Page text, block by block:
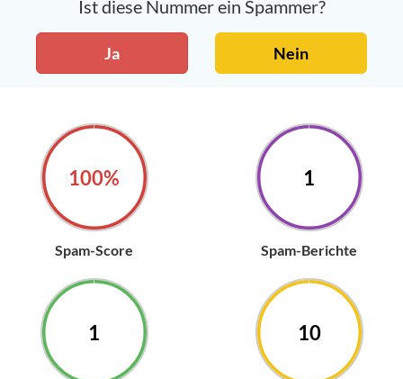
Ist diese Nummer ein Spammer?
Ja Nein
100%
Spam-Score
1
Spam-Berichte
1 10